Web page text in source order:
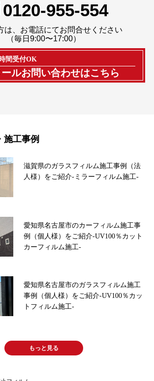
0120-955-554
は、お電話にてお問合せください
（毎日9:00〜17:00）
間受付OK
ールお問い合わせはこちら
施工事例
滋賀県のガラスフィルム施工事例（法
人様）をご紹介-ミラーフィルム施工-
愛知県名古屋市のカーフィルム施工事
例（個人様）をご紹介-UV100％カット
カーフィルム施工-
愛知県名古屋市のガラスフィルム施工
事例（個人様）をご紹介-UV100％カッ
トフィルム施工-
もっと見る